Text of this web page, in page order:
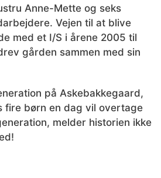
Anne-Mette og seks
Vejen til at blive
med et I/S i årene 2005 til
gården sammen med sin
på Askebakkegaard,
fire børn en dag vil overtage
melder historien ikke